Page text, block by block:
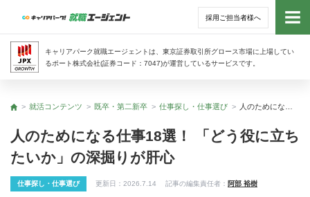
採用ご担当者様へ
キャリアパーク就職エージェントは、東京証券取引所グロース市場に上場してい
るポート株式会社(証券コード：7047)が運営しているサービスです。
トッ
トップ
就活コンテンツ 既卒・第二新卒 仕事探し・仕事選び
人のためになる仕事18選！ 「どう役に立ち
たいか」の深掘りが肝心
仕事探し・仕事選び 更新日： 2026.7.14 記事の編集責任者： 阿部 裕樹